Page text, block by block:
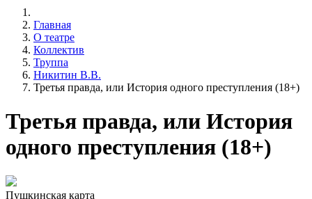
Главная
О театре
Коллектив
Труппа
Никитин В.В.
Третья правда, или История одного преступления (18+)
Третья правда, или История
одного преступления (18+)
Пушкинская карта